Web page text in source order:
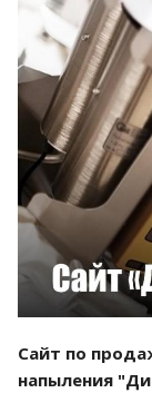
Сайт по
напыления